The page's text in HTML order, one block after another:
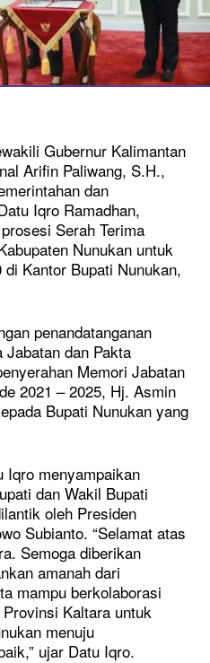
Gubernur Kalimantan
Arifin Paliwang, S.H.,
dan
Iqro Ramadhan,
Serah Terima
Nunukan untuk
Kantor Bupati Nunukan,
penandatanganan
Jabatan dan Pakta
Memori Jabatan
2021 – 2025, Hj. Asmin
Bupati Nunukan yang
Iqro menyampaikan
dan Wakil Bupati
oleh Presiden
Subianto. “Selamat atas
Semoga diberikan
amanah dari
mampu berkolaborasi
Kaltara untuk
menuju
ujar Datu Iqro.